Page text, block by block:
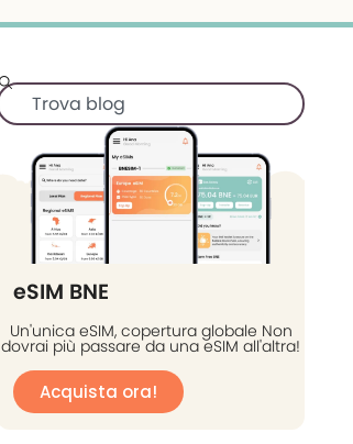
eSIM BNE
Un'unica eSIM, copertura globale Non
dovrai più passare da una eSIM all'altra!
Acquista ora!